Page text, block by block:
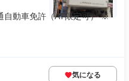
自動車免許（AT限定可） ※
気になる